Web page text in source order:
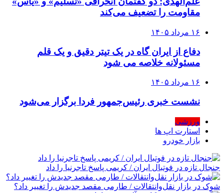
مقاومت را تضعیف می‌کند
۱۶ مرداد ۱۴۰۵
دفاع از ایران گاه در یک تیتر دقیق و یک قلم
مسئولانه خلاصه می شود
۱۶ مرداد ۱۴۰۵
نشست خبری رئیس‌جمهور فردا برگزار می‌شود
ورزشی
استارت اپ ها
بازار خودرو
جنجال تازه در فوتبال ایران / کریمی پاسخ تاجرنیا را داد
شوک در بازار نقل‌وانتقالات / طارمی مقصد جدیدش را تغییر داد؟